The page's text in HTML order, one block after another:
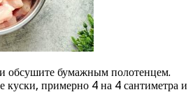
обсушите бумажным полотенцем.
куски, примерно 4 на 4 сантиметра и